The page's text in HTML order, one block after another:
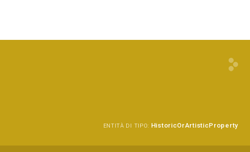
ENTITÀ DI TIPO: HistoricOrArtisticProperty